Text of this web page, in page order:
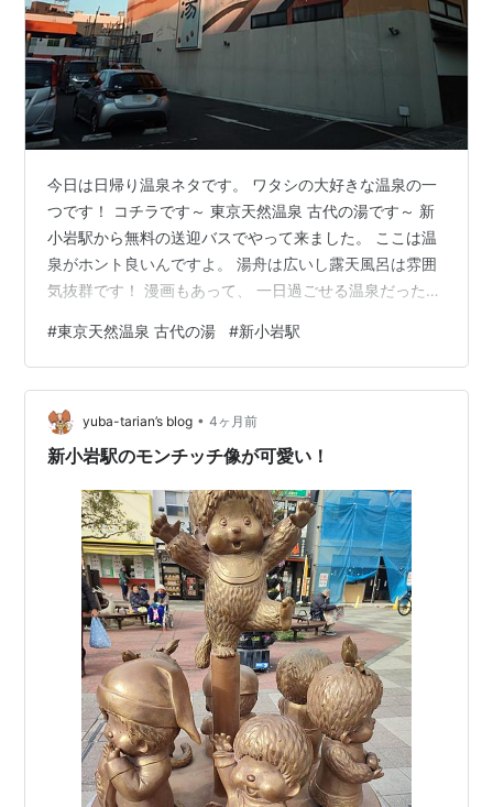
今日は日帰り温泉ネタです。 ワタシの大好きな温泉の一
つです！ コチラです～ 東京天然温泉 古代の湯です～ 新
小岩駅から無料の送迎バスでやって来ました。 ここは温
泉がホント良いんですよ。 湯舟は広いし露天風呂は雰囲
気抜群です！ 漫画もあって、 一日過ごせる温泉だったり
もお勧めの日帰り温泉です！ さっそく入館してみましょ
うー と言っても、 もちろんお風呂の写真はありません。
なので、、、、、 もちろん、、、、、 ビールビールです
～ まずはビールの写真から始まります！ お風呂の後のビ
ールって美味いですよねー 天然温泉なら尚更です！ ちび
#東京天然温泉 古代の湯 #新小岩駅
yuba-tarian’s blog • 4ヶ月前
新小岩駅のモンチッチ像が可愛い！